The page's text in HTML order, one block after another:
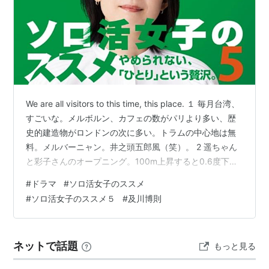
We are all visitors to this time, this place. １ 毎月台湾、
すごいな。メルボルン、カフェの数がパリより多い、歴
史的建造物がロンドンの次に多い。トラムの中心地は無
料。メルバーニャン。井之頭五郎風（笑）。 2 遥ちゃん
と彩子さんのオープニング。100m上昇すると0.6度下が
ない説。物事は知っているほうが何かと楽しめることが
多い。植物は15感。根っこで音楽聴いてる。地球上の生
きものの重さ、99.7%が植物、人間は0.3%のうちのほん
四大杜氏、南部杜…
# ドラマ #ソロ活女子のススメ
#ソロ活女子のススメ５ #及川博則
ネットで話題 もっと見る